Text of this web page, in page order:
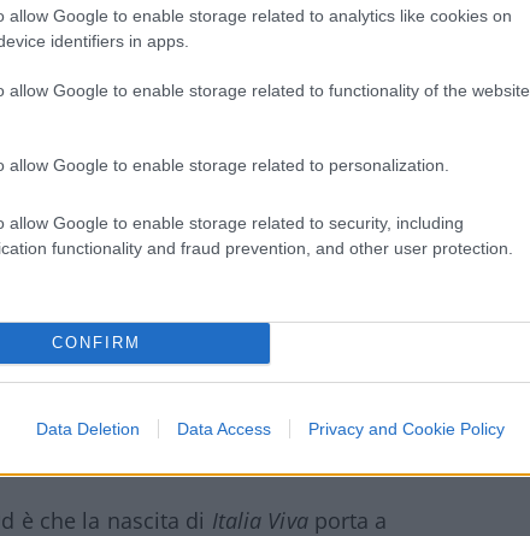
allow Google to enable storage related to analytics like cookies on
identifiers in apps.
allow Google to enable storage related to functionality of the website
allow Google to enable storage related to personalization.
allow Google to enable storage related to security, including
functionality and fraud prevention, and other user protection.
CONFIRM
Data Deletion Data Access Privacy and Cookie Policy
Morani e altri), permette al
controllare due partiti, senza averne
del suo vecchio segretario
di andare al voto, ad appoggiare il
reggere una situazione del genere?
è detto che abbia perso la guerra: pur
in questo scenario che può far valere il
più bipolare, ma tripolare: per rafforzare
di apportare discontinuità nel Pd
ora che l’influenza renziana si
è che la nascita di Italia Vivaporta a